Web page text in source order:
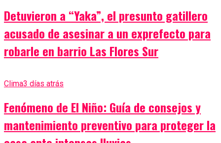
Detuvieron a “Yaka”, el presunto gatillero
acusado de asesinar a un exprefecto para
robarle en barrio Las Flores Sur
Clima3 días atrás
Fenómeno de El Niño: Guía de consejos y
mantenimiento preventivo para proteger la